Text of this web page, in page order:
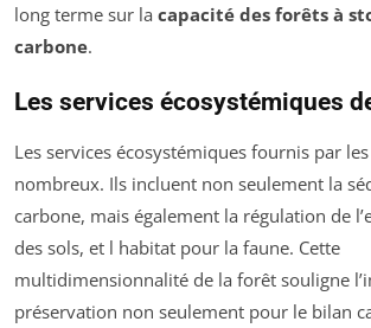
long terme sur la capacité des forêts à
carbone.
Les services écosystémiques
Les services écosystémiques fournis par
nombreux. Ils incluent non seulement la
carbone, mais également la régulation de
des sols, et l habitat pour la faune. Cette
multidimensionnalité de la forêt souligne
préservation non seulement pour le bilan